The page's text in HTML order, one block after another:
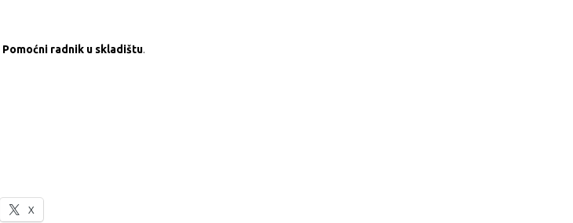
Pomoćni radnik u skladištu.
X